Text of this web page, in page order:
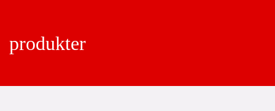
produkter